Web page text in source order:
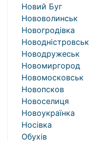
Новий Буг
Нововолинськ
Новогродівка
Новодністровськ
Новодружеськ
Новомиргород
Новомосковськ
Новопсков
Новоселиця
Новоукраїнка
Носівка
Обухів